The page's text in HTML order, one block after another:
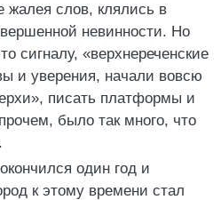
жалея слов, клялись в
невинности. Но
сигналу, «верхнереченские
и уверения, начали вовсю
писать платформы и
было так много, что
один год и
к этому времени стал